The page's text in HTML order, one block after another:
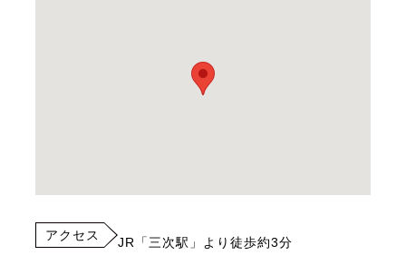
アクセス JR「三次駅」より徒歩約3分